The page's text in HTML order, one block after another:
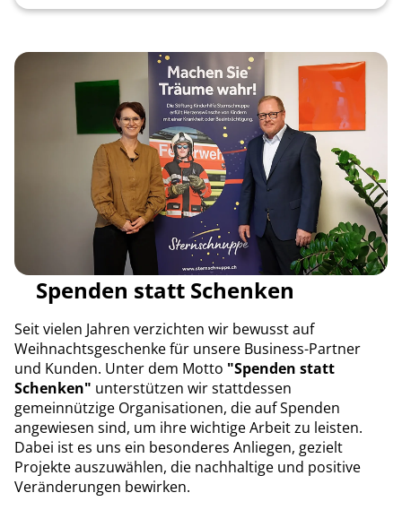
Spenden statt Schenken
Seit vielen Jahren verzichten wir bewusst auf
Weihnachtsgeschenke für unsere Business-Partner
und Kunden. Unter dem Motto "Spenden statt
Schenken" unterstützen wir stattdessen
gemeinnützige Organisationen, die auf Spenden
angewiesen sind, um ihre wichtige Arbeit zu leisten.
Dabei ist es uns ein besonderes Anliegen, gezielt
Projekte auszuwählen, die nachhaltige und positive
Veränderungen bewirken.